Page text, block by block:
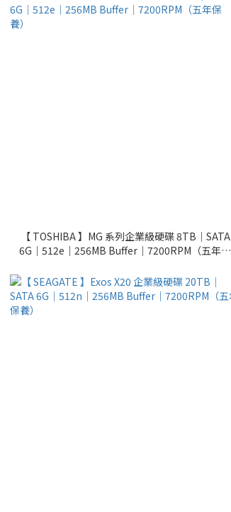
【 TOSHIBA 】MG 系列企業級硬碟 8TB｜SATA
6G｜512e｜256MB Buffer｜7200RPM（五年保